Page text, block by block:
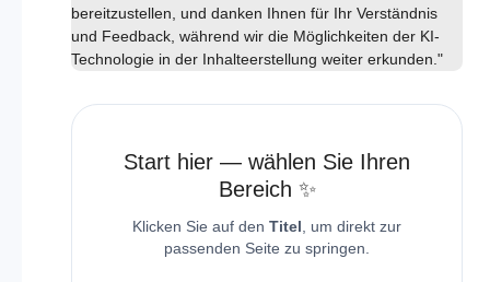
bereitzustellen, und danken Ihnen für Ihr Verständnis
und Feedback, während wir die Möglichkeiten der KI-
Technologie in der Inhalteerstellung weiter erkunden."
Start hier — wählen Sie Ihren
Bereich ✨
Klicken Sie auf den Titel , um direkt zur
passenden Seite zu springen.